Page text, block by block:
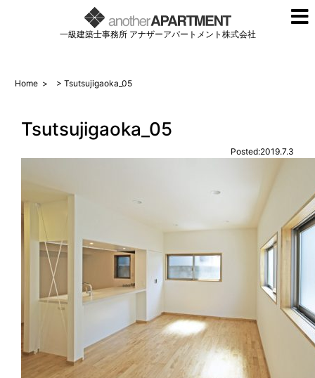
一級建築士事務所 アナザーアパートメント株式会社
Home > > Tsutsujigaoka_05
Tsutsujigaoka_05
Posted:2019.7.3